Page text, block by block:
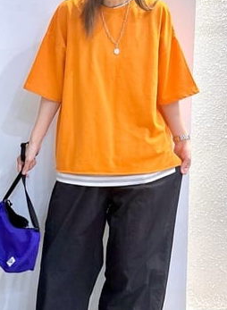
ロング・マキシ丈
その他スカート
すべて見る
タンクトップ・キャミソール
デニムパンツ
その他のパンツ
ジャケット
コート
その他アウター